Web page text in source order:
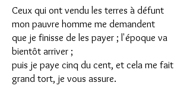
Ceux qui ont vendu les terres à défunt
mon pauvre homme me demandent
que je finisse de les payer ; l'époque va
bientôt arriver ;
puis je paye cinq du cent, et cela me fait
grand tort, je vous assure.